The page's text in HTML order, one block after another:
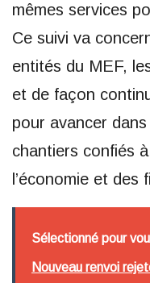
mêmes services
Ce suivi va
entités du MEF,
et de façon
pour avancer
chantiers confiés
l’économie et des
Sélectionné pour
Nouveau renvoi